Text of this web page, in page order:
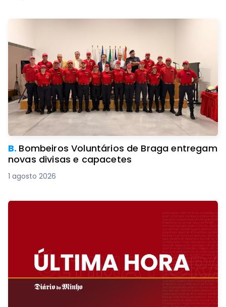
B. Bombeiros Voluntários de Braga entregam
novas divisas e capacetes
1 agosto 2026